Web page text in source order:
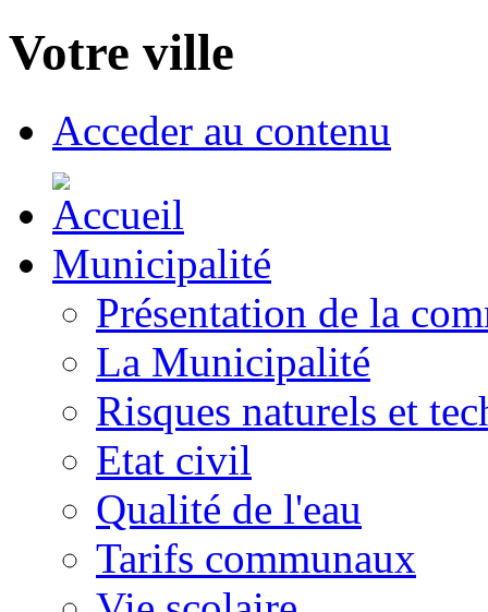
Votre ville
Acceder au contenu
Municipalité
Présentation de la
La Municipalité
Risques naturels et
Etat civil
Qualité de l'eau
Tarifs communaux